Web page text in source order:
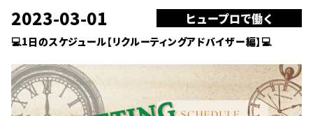
2023-03-01 ヒュープロで働く
💻1日のスケジュール【リクルーティングアドバイザー編】💻